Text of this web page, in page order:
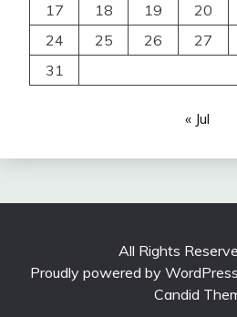
17
18 19 20
24
25 26 27
31
« Jul
All Rights
Proudly powered by WordPress
Candid